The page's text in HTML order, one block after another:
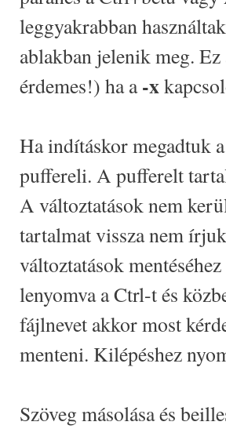
leggyakrabban
ablakban jelenik meg.
érdemes!) ha a-x
Ha indításkor megadtuk
puffereli. A pufferelt
A változtatások nem
tartalmat vissza nem
változtatások
lenyomva a Ctrl-t és
fájlnevet akkor most
menteni. Kilépéshez
Szöveg másolása és